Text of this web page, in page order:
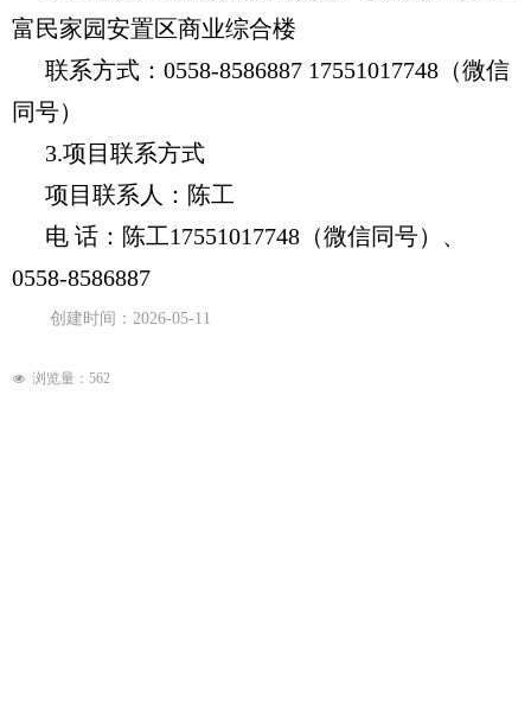
创建时间： 2026-05-11
富民家园安置区商业综合楼
联系方式：0558-8586887 17551017748（微信
同号）
3.项目联系方式
项目联系人： 陈工
电 话： 陈工17551017748（微信同号）、
0558-8586887
넶 浏览量： 562